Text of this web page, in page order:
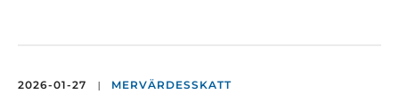
2026-01-27 | MERVÄRDESSKATT